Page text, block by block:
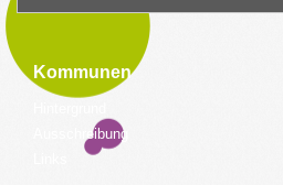
Kommunen
Ausschreibung